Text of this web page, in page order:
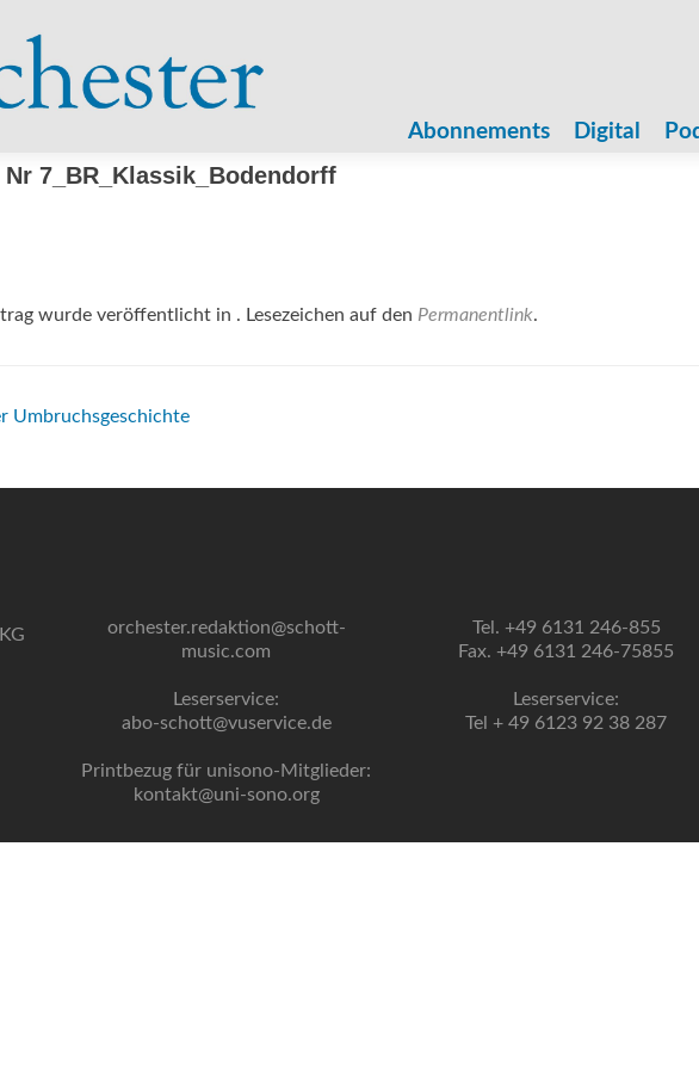
Abonnements Digital
7_BR_Klassik_Bodendorff
wurde veröffentlicht in . Lesezeichen auf den Permanentlink.
Umbruchsgeschichte
orchester.redaktion@schott-
music.com
Leserservice:
abo-schott@vuservice.de
Printbezug für unisono-Mitglieder:
kontakt@uni-sono.org
Tel. +49 6131 246-855
Fax. +49 6131 246-75855
Leserservice:
Tel + 49 6123 92 38 287